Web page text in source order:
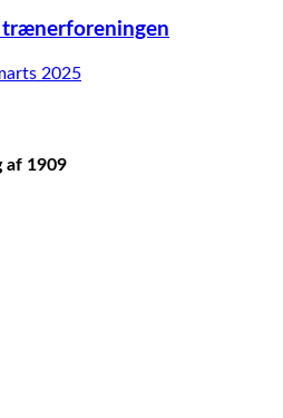
trænerforeningen
2025
af 1909